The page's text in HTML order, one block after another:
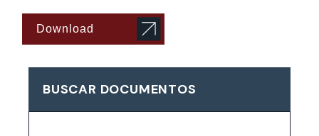
Download
BUSCAR DOCUMENTOS